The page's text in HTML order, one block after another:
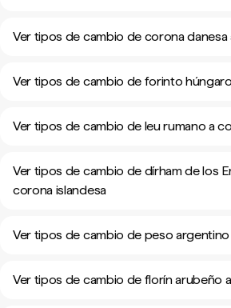
Ver tipos de cambio de corona danesa
Ver tipos de cambio de forinto
Ver tipos de cambio de leu rumano a
Ver tipos de cambio de dírham de los
corona islandesa
Ver tipos de cambio de peso
Ver tipos de cambio de florín arubeño